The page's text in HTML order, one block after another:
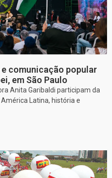
comunicação popular
em São Paulo
Anita Garibaldi participam da
Latina, história e